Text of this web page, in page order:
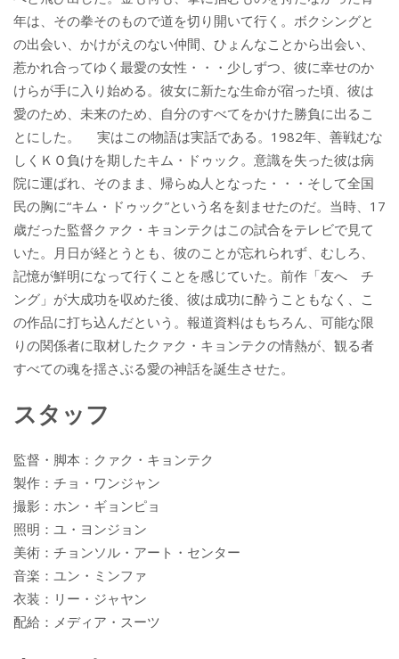
年は、その拳そのもので道を切り開いて行く。ボクシングと
の出会い、かけがえのない仲間、ひょんなことから出会い、
惹かれ合ってゆく最愛の女性・・・少しずつ、彼に幸せのか
けらが手に入り始める。彼女に新たな生命が宿った頃、彼は
愛のため、未来のため、自分のすべてをかけた勝負に出るこ
とにした。 実はこの物語は実話である。1982年、善戦むな
しくＫＯ負けを期したキム・ドゥック。意識を失った彼は病
院に運ばれ、そのまま、帰らぬ人となった・・・そして全国
民の胸に“キム・ドゥック”という名を刻ませたのだ。当時、17
歳だった監督クァク・キョンテクはこの試合をテレビで見て
いた。月日が経とうとも、彼のことが忘れられず、むしろ、
記憶が鮮明になって行くことを感じていた。前作「友へ チ
ング」が大成功を収めた後、彼は成功に酔うこともなく、こ
の作品に打ち込んだという。報道資料はもちろん、可能な限
りの関係者に取材したクァク・キョンテクの情熱が、観る者
すべての魂を揺さぶる愛の神話を誕生させた。
スタッフ
監督・脚本：クァク・キョンテク
製作：チョ・ワンジャン
撮影：ホン・ギョンピョ
照明：ユ・ヨンジョン
美術：チョンソル・アート・センター
音楽：ユン・ミンファ
衣装：リー・ジャヤン
配給：メディア・スーツ